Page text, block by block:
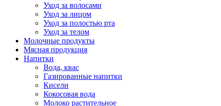
Уход за волосами
Уход за лицом
Уход за полостью рта
Уход за телом
Молочные продукты
Мясная продукция
Напитки
Вода, квас
Газированные напитки
Кисели
Кокосовая вода
Молоко растительное